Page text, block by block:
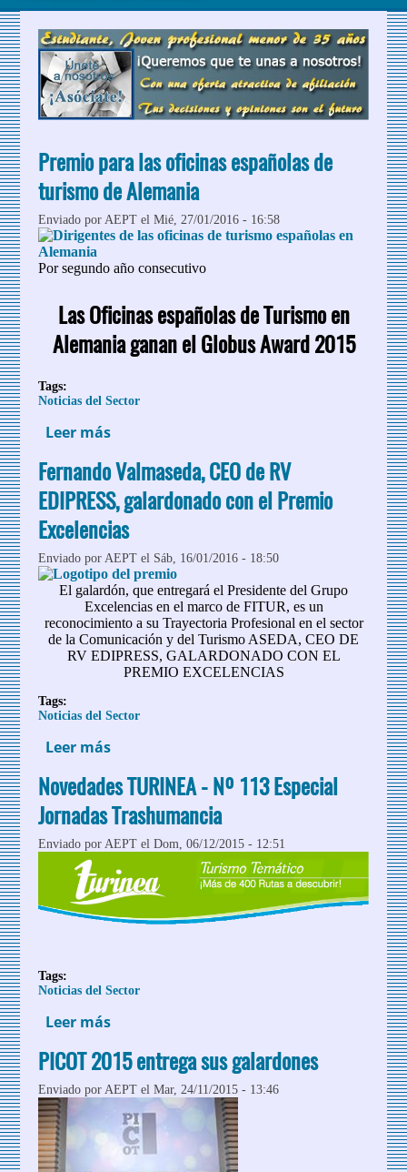
Premio para las oficinas españolas de
turismo de Alemania
Enviado porAEPT el Mié, 27/01/2016 - 16:58
Por segundo año consecutivo
Las Oficinas españolas de Turismo en
Alemania ganan el Globus Award 2015
Tags:
Noticias del Sector
Leer más sobre Premio para las oficinas españolas
Fernando Valmaseda, CEO de RV
EDIPRESS, galardonado con el Premio
Excelencias
Enviado porAEPT el Sáb, 16/01/2016 - 18:50
El galardón, que entregará el Presidente del Grupo
Excelencias en el marco de FITUR, es un
reconocimiento a su Trayectoria Profesional en el sector
de la Comunicación y del Turismo ASEDA, CEO DE
RV EDIPRESS, GALARDONADO CON EL
PREMIO EXCELENCIAS
Tags:
Noticias del Sector
Leer más sobre Fernando Valmaseda, CEO de RV
Excelencias
Novedades TURINEA - Nº 113 Especial
Jornadas Trashumancia
Enviado porAEPT el Dom, 06/12/2015 - 12:51
Tags:
Noticias del Sector
Leer más
PICOT 2015 entrega sus galardones
Enviado por AEPT el Mar, 24/11/2015 - 13:46